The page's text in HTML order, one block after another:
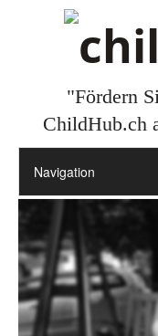
"Fördern
ChildHub.ch